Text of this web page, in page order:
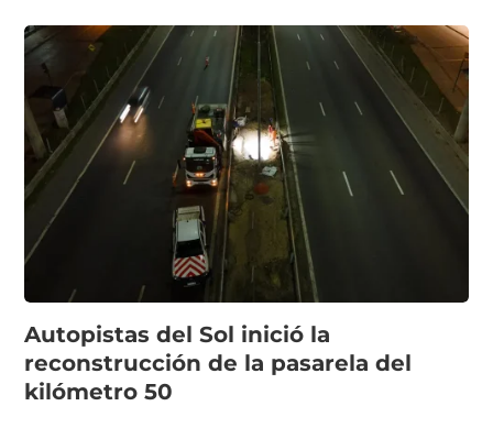
Autopistas del Sol inició la
reconstrucción de la pasarela del
kilómetro 50